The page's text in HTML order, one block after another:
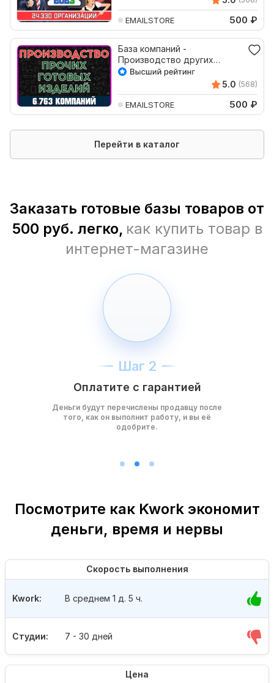
EMAILSTORE 500 ₽
База компаний -
Производство других
готовых изделий. Только
5.0 (568)
EMAILSTORE 500 ₽
Перейти в каталог
Заказать готовые базы товаров от
500 руб. легко, как купить товар в
интернет-магазине
Шаг 2
Оплатите с гарантией
Деньги будут перечислены продавцу после
того, как он выполнит работу, и вы её
одобрите.
Посмотрите как Kwork экономит
деньги, время и нервы
Скорость выполнения
Студии: 7 - 30 дней
Kwork: В среднем 1 д. 5 ч.
Цена